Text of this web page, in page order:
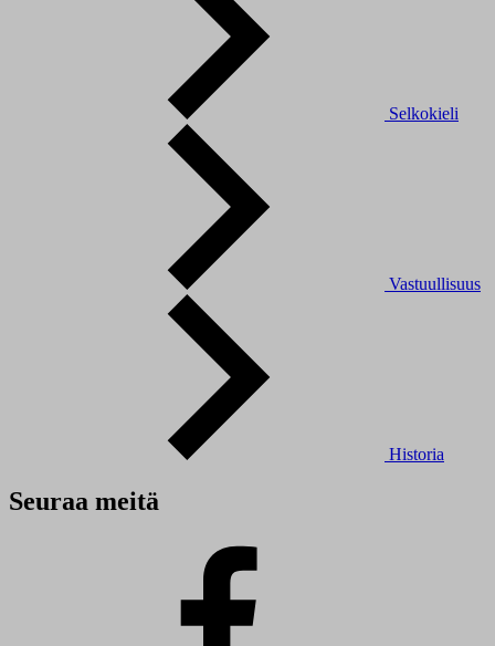
Selkokieli
Vastuullisuus
Historia
Seuraa meitä